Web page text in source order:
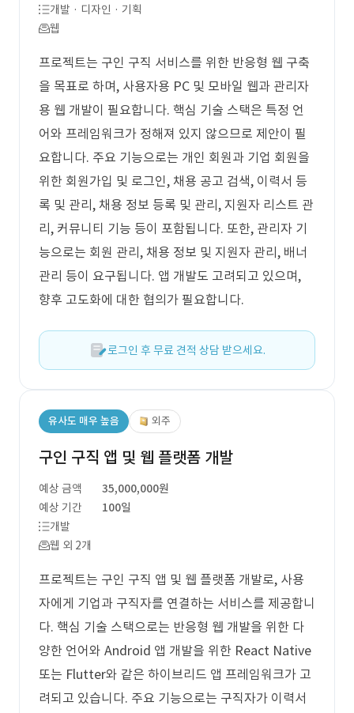
개발 · 디자인 · 기획
웹
프로젝트는 구인 구직 서비스를 위한 반응형 웹 구축
을 목표로 하며, 사용자용 PC 및 모바일 웹과 관리자
용 웹 개발이 필요합니다. 핵심 기술 스택은 특정 언
어와 프레임워크가 정해져 있지 않으므로 제안이 필
요합니다. 주요 기능으로는 개인 회원과 기업 회원을
위한 회원가입 및 로그인, 채용 공고 검색, 이력서 등
록 및 관리, 채용 정보 등록 및 관리, 지원자 리스트 관
리, 커뮤니티 기능 등이 포함됩니다. 또한, 관리자 기
능으로는 회원 관리, 채용 정보 및 지원자 관리, 배너
관리 등이 요구됩니다. 앱 개발도 고려되고 있으며,
향후 고도화에 대한 협의가 필요합니다.
로그인 후 무료 견적 상담 받으세요.
유사도 매우 높음 외주
구인 구직 앱 및 웹 플랫폼 개발
예상 금액
35,000,000원
예상 기간
100일
개발
웹 외 2개
프로젝트는 구인 구직 앱 및 웹 플랫폼 개발로, 사용
자에게 기업과 구직자를 연결하는 서비스를 제공합니
다. 핵심 기술 스택으로는 반응형 웹 개발을 위한 다
양한 언어와 Android 앱 개발을 위한 React Native
또는 Flutter와 같은 하이브리드 앱 프레임워크가 고
려되고 있습니다. 주요 기능으로는 구직자가 이력서